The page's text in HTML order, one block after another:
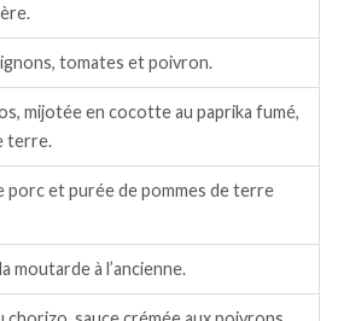
tomates et poivron.
mijotée en cocotte au paprika fumé,
terre.
porc et purée de pommes de terre
moutarde à l’ancienne.